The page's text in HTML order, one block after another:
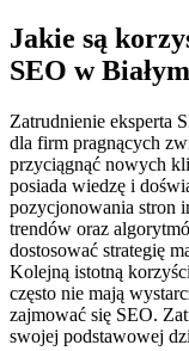
Jakie są
SEO w
Zatrudnienie eksperta
dla firm pragnących
przyciągnąć nowych
posiada wiedzę i
pozycjonowania stron
trendów oraz
dostosować strategię
Kolejną istotną
często nie mają
zajmować się SEO.
swojej podstawowej